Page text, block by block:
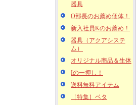
器具
O部長のお薦め個体！
新入社員Kのお薦め！
器具（アクアシステ
ム）
オリジナル商品＆生体
Iの一押し！
送料無料アイテム
［特集］ベタ